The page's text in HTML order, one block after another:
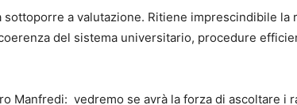
a valutazione. Ritiene imprescindibile la
del sistema universitario, procedure
Manfredi: vedremo se avrà la forza di ascoltare i